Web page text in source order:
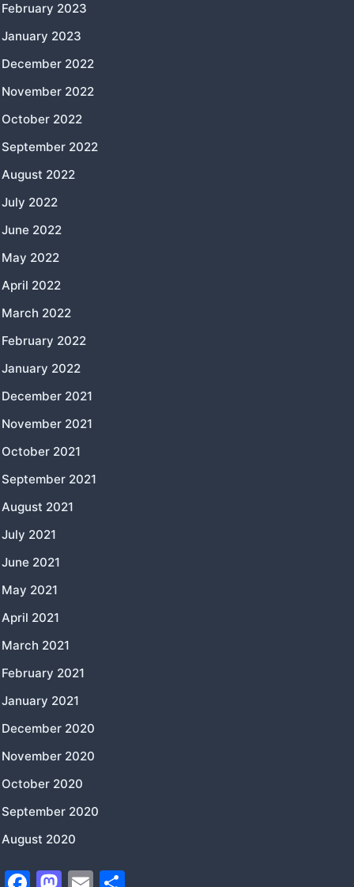
February 2023
January 2023
December 2022
November 2022
October 2022
September 2022
August 2022
July 2022
June 2022
May 2022
April 2022
March 2022
February 2022
January 2022
December 2021
November 2021
October 2021
September 2021
August 2021
July 2021
June 2021
May 2021
April 2021
March 2021
February 2021
January 2021
December 2020
November 2020
October 2020
September 2020
August 2020